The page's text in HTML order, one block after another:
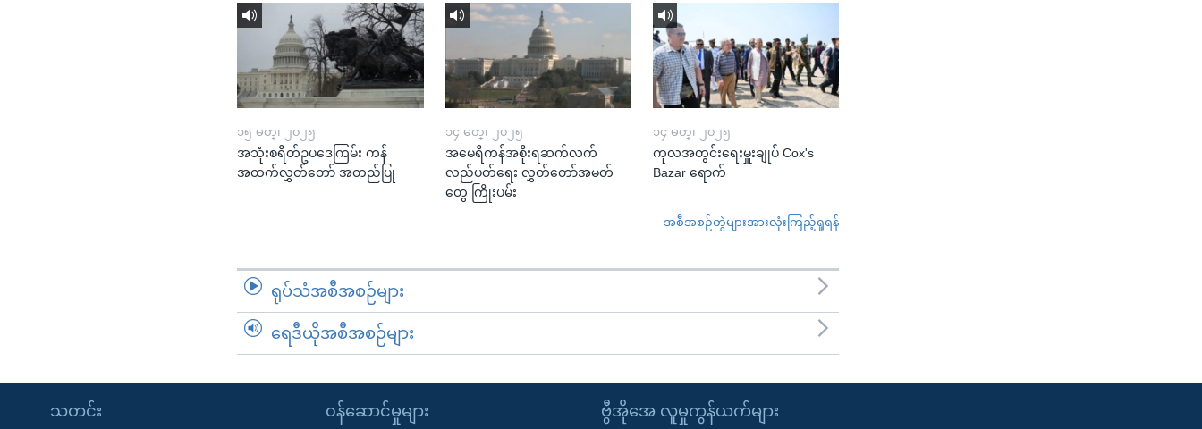
၁၅ မတ္၊ ၂၀၂၅
အသုံးစရိတ်ဥပဒေကြမ်း ကန်
အထက်လွှတ်တော် အတည်ပြု
၁၄ မတ္၊ ၂၀၂၅
အမေရိကန်အစိုးရဆက်လက်
လည်ပတ်ရေး လွှတ်တော်အမတ်
တွေ ကြိုးပမ်း
၁၄ မတ္၊ ၂၀၂၅
ကုလအတွင်းရေးမှူးချုပ် Cox's
Bazar ရောက်
အစီအစဉ်တွဲများအားလုံးကြည့်ရှုရန်
ရုပ်သံအစီအစဉ်များ
ရေဒီယိုအစီအစဉ်များ
ဗွီအိုအေ လူမှုကွန်ယက်များ
သတင်း ၀န်ဆောင်မှုများ